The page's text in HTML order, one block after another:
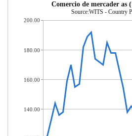
Comercio de mercader as
Source:WITS - Country
200.00
180.00
160.00
140.00